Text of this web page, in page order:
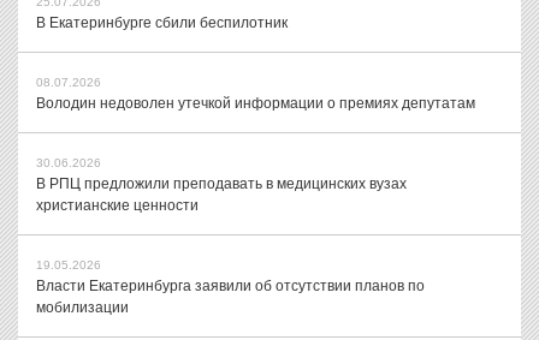
В Екатеринбурге сбили беспилотник
08.07.2026
Володин недоволен утечкой информации о премиях депутатам
30.06.2026
В РПЦ предложили преподавать в медицинских вузах
христианские ценности
19.05.2026
Власти Екатеринбурга заявили об отсутствии планов по
мобилизации